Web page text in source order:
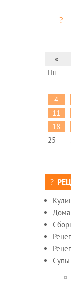
«
Пн
4
11
18
25
Супы